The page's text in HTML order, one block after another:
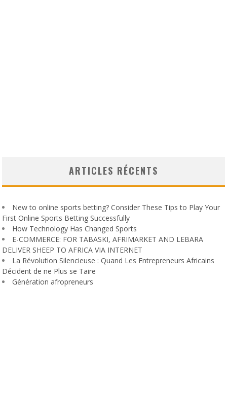
ARTICLES RÉCENTS
New to online sports betting? Consider These Tips to Play Your
First Online Sports Betting Successfully
How Technology Has Changed Sports
E-COMMERCE: FOR TABASKI, AFRIMARKET AND LEBARA
DELIVER SHEEP TO AFRICA VIA INTERNET
La Révolution Silencieuse : Quand Les Entrepreneurs Africains
Décident de ne Plus se Taire
Génération afropreneurs